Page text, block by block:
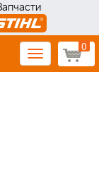
0
Toggle
navigation